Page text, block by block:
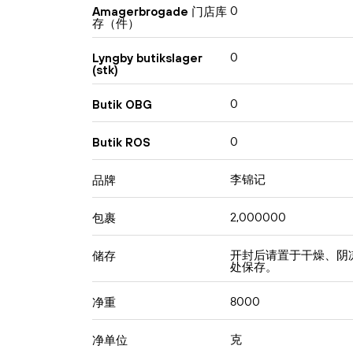
Amagerbrogade 门店库
存（件）
0
Lyngby butikslager
(stk)
0
Butik OBG 0
Butik ROS 0
品牌 李锦记
包裹 2,000000
储存 开封后请置于干燥、阴
处保存。
净重 8000
净单位 克